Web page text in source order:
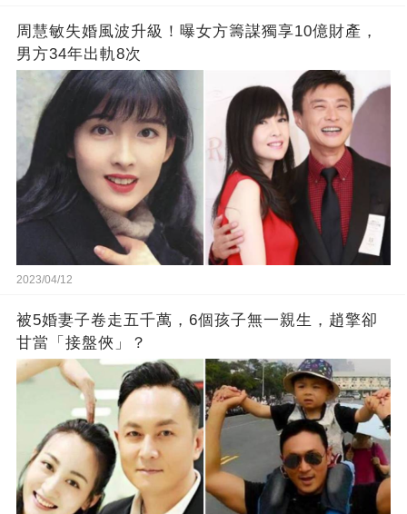
周慧敏失婚風波升級！曝女方籌謀獨享10億財產，
男方34年出軌8次
2023/04/12
被5婚妻子卷走五千萬，6個孩子無一親生，趙擎卻
甘當「接盤俠」？